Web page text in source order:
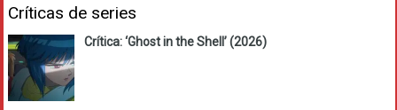
Críticas de series
Crítica: ‘Ghost in the Shell’ (2026)